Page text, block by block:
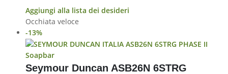
Aggiungi alla lista dei desideri
Occhiata veloce
-13%
Soapbar
Seymour Duncan ASB26N 6STRG